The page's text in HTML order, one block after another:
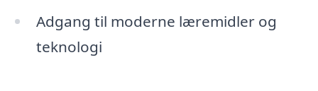
Adgang til moderne læremidler og
teknologi